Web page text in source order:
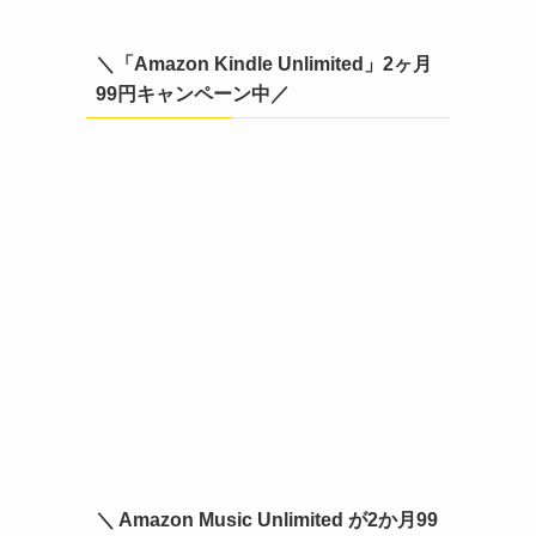
＼「Amazon Kindle Unlimited」2ヶ月
99円キャンペーン中／
＼ Amazon Music Unlimited が2か月99